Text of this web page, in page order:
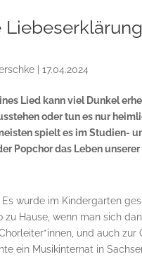
|17.04.2024
Lied kann viel Dunkel
oder tun es nur
spielt es im Studien-
Popchor das Leben
wurde im Kindergarten
Hause, wenn man sich
und auch
ein Musikinternat in